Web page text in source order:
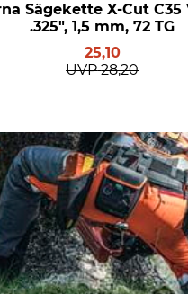
Sägekette X-Cut C35
.325", 1,5 mm, 72 TG
25,10
UVP 28,20